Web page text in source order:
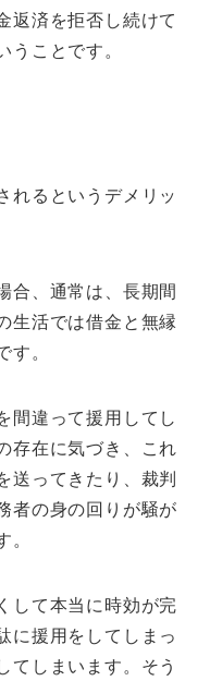
返済を拒否し続けて
うことです。
れるというデメリッ
合、通常は、長期間
生活では借金と無縁
す。
間違って援用してし
存在に気づき、これ
送ってきたり、裁判
者の身の回りが騒が
。
して本当に時効が完
に援用をしてしまっ
てしまいます。そう